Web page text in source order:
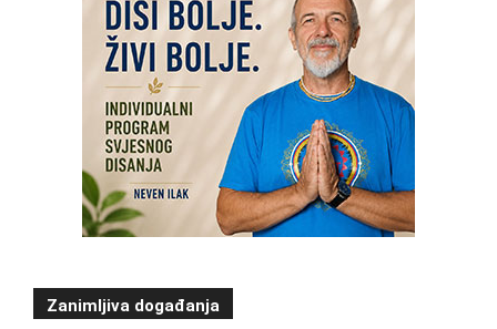
Zanimljiva događanja